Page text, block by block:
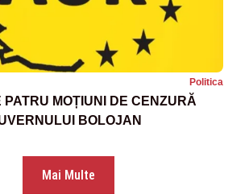
Politica
MOȚIUNI DE CENZURĂ
BOLOJAN
Mai Multe